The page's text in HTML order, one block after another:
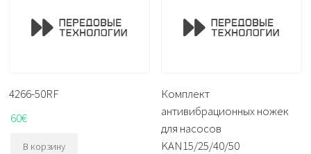
4266-50RF
60€
В корзину
Комплект
антивибрационных ножек
для насосов
KAN15/25/40/50